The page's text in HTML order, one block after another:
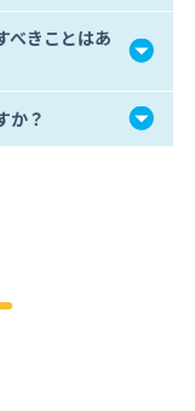
べきことはあ
か？